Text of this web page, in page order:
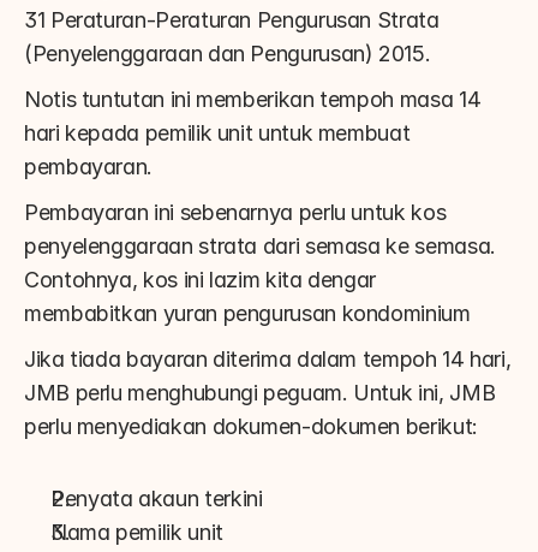
31 Peraturan-Peraturan Pengurusan Strata
(Penyelenggaraan dan Pengurusan) 2015.
Notis tuntutan ini memberikan tempoh masa 14
hari kepada pemilik unit untuk membuat
pembayaran.
Pembayaran ini sebenarnya perlu untuk kos
penyelenggaraan strata dari semasa ke semasa.
Contohnya, kos ini lazim kita dengar
membabitkan yuran pengurusan kondominium
Jika tiada bayaran diterima dalam tempoh 14 hari,
JMB perlu menghubungi peguam. Untuk ini, JMB
perlu menyediakan dokumen-dokumen berikut:
Penyata akaun terkini
Nama pemilik unit